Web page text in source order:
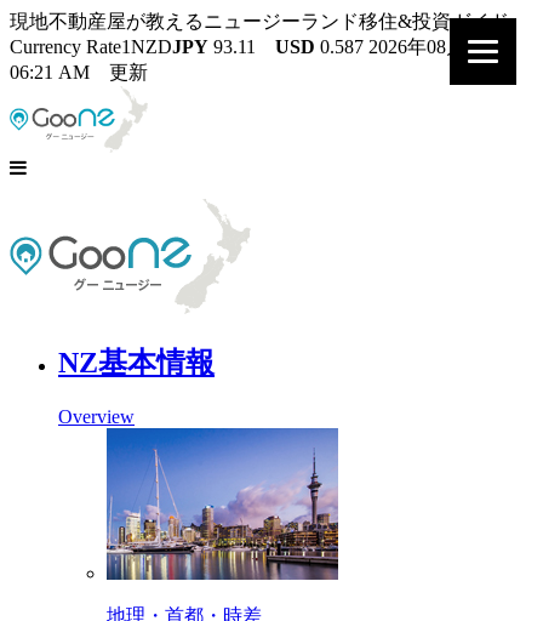
現地不動産屋が教えるニュージーランド移住&投資ガイド
Currency Rate1NZDJPY 93.11 USD 0.587 2026年08月07日
06:21 AM 更新
NZ基本情報
Overview
地理・首都・時差